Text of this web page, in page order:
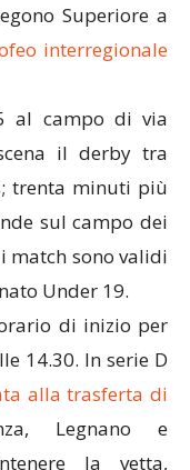
Superiore a
interregionale
al campo di via
il derby tra
trenta minuti più
sul campo dei
match sono validi
Under 19.
di inizio per
14.30. In serie D
alla trasferta di
Legnano e
la vetta,